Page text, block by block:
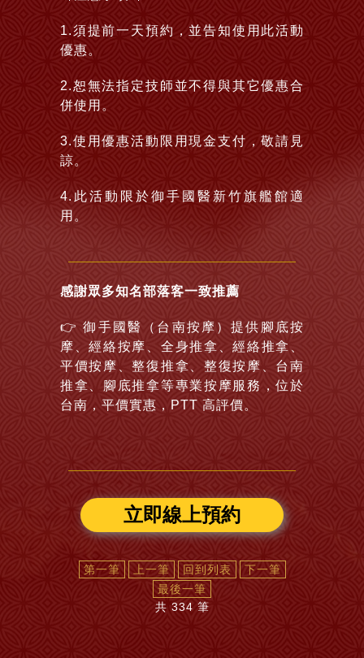
1.須提前一天預約，並告知使用此活動
優惠。
2.恕無法指定技師並不得與其它優惠合
併使用。
3.使用優惠活動限用現金支付，敬請見
諒。
4.此活動限於御手國醫新竹旗艦館適
用。
感謝眾多知名部落客一致推薦
👉御手國醫（台南按摩）提供腳底按
摩、經絡按摩、全身推拿、經絡推拿、
平價按摩、整復推拿、整復按摩、台南
推拿、腳底推拿等專業按摩服務，位於
台南，平價實惠，PTT 高評價。
立即線上預約
第一筆 上一筆 回到列表
下一筆
最後一筆
共 334 筆